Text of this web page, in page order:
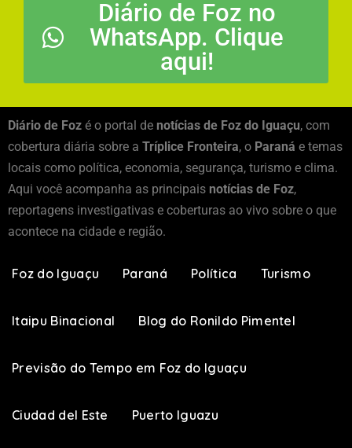
Diário de Foz no
WhatsApp. Clique
aqui!
Diário de Foz é o portal de notícias de Foz do Iguaçu, com
cobertura diária sobre a Tríplice Fronteira, o Paraná e temas
locais como política, economia, segurança, turismo e clima.
Aqui você acompanha as principais notícias de Foz,
reportagens investigativas e coberturas ao vivo sobre o que
acontece na cidade e região.
Foz do Iguaçu Paraná Política Turismo
Itaipu Binacional Blog do Ronildo Pimentel
Previsão do Tempo em Foz do Iguaçu
Ciudad del Este Puerto Iguazu